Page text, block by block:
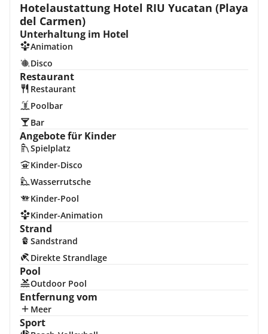
Hotelaustattung Hotel RIU Yucatan (Playa
del Carmen)
Unterhaltung im Hotel
Animation
Disco
Restaurant
Restaurant
Poolbar
Bar
Angebote für Kinder
Spielplatz
Kinder-Disco
Wasserrutsche
Kinder-Pool
Kinder-Animation
Strand
Sandstrand
Direkte Strandlage
Pool
Outdoor Pool
Entfernung vom
Meer
Sport